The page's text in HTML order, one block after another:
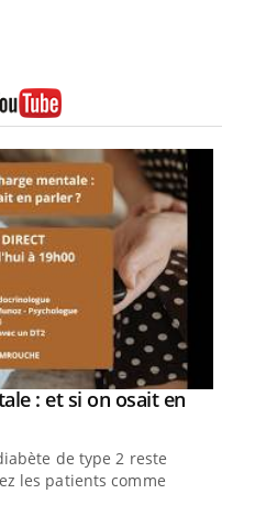
: et si on osait en
de type 2 reste
les patients comme